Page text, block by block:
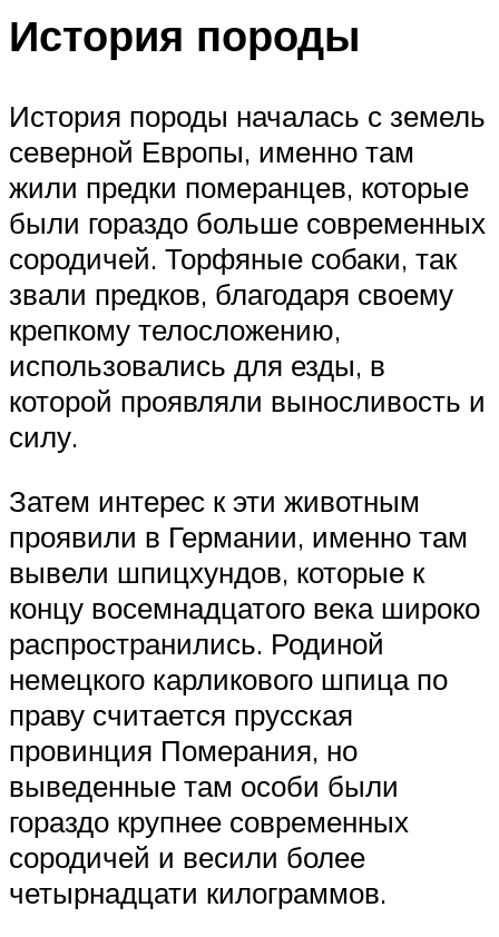
История породы
История породы началась с земель
северной Европы, именно там
жили предки померанцев, которые
были гораздо больше современных
сородичей. Торфяные собаки, так
звали предков, благодаря своему
крепкому телосложению,
использовались для езды, в
которой проявляли выносливость и
силу.
Затем интерес к эти животным
проявили в Германии, именно там
вывели шпицхундов, которые к
концу восемнадцатого века широко
распространились. Родиной
немецкого карликового шпица по
праву считается прусская
провинция Померания, но
выведенные там особи были
гораздо крупнее современных
сородичей и весили более
четырнадцати килограммов.